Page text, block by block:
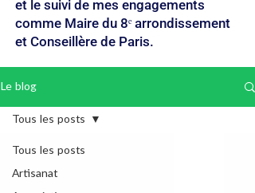
et le suivi de mes engagements
comme Maire du 8ᵉ arrondissement
et Conseillère de Paris.
Le blog
Tous les posts
Artisanat
Tous les posts